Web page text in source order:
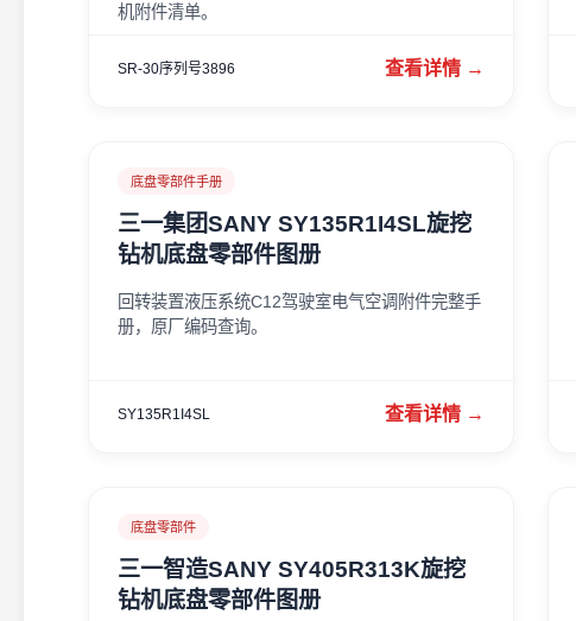
机附件清单。
SR-30序列号3896 查看详情 →
底盘零部件手册
三一集团SANY SY135R1I4SL旋挖
钻机底盘零部件图册
回转装置液压系统C12驾驶室电气空调附件完整手
册，原厂编码查询。
SY135R1I4SL 查看详情 →
底盘零部件
三一智造SANY SY405R313K旋挖
钻机底盘零部件图册